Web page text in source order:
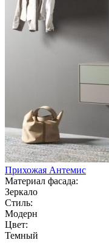
Прихожая Антемис
Материал фасада:
Зеркало
Стиль:
Модерн
Цвет:
Темный